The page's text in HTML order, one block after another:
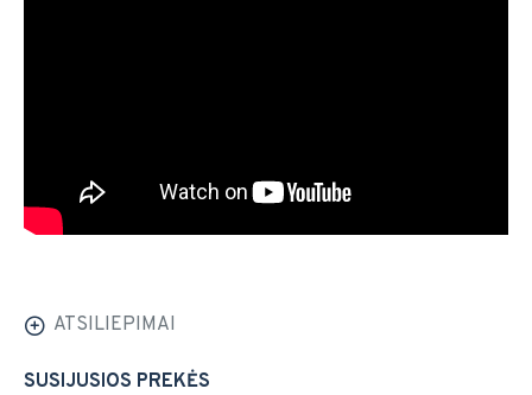
ATSILIEPIMAI
SUSIJUSIOS PREKĖS